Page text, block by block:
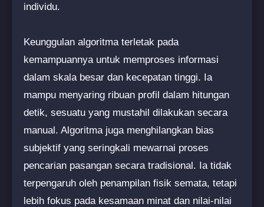
individu.
Keunggulan algoritma terletak pada
kemampuannya untuk memproses informasi
dalam skala besar dan kecepatan tinggi. Ia
mampu menyaring ribuan profil dalam hitungan
detik, sesuatu yang mustahil dilakukan secara
manual. Algoritma juga menghilangkan bias
subjektif yang seringkali mewarnai proses
pencarian pasangan secara tradisional. Ia tidak
terpengaruh oleh penampilan fisik semata, tetapi
lebih fokus pada kesamaan minat dan nilai-nilai